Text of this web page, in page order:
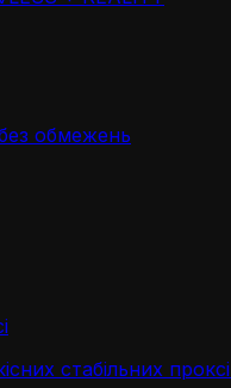
обмежень
стабільних